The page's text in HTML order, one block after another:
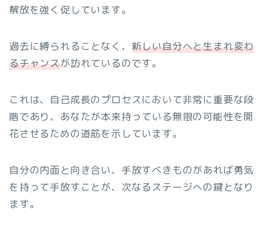
解放を強く促しています。
過去に縛られることなく、 新しい自分へと生まれ変わ
るチャンスが訪れているのです。
これは、自己成長のプロセスにおいて非常に重要な段
階であり、あなたが本来持っている無限の可能性を開
花させるための道筋を示しています。
自分の内面と向き合い、手放すべきものがあれば勇気
を持って手放すことが、次なるステージへの鍵となり
ます。